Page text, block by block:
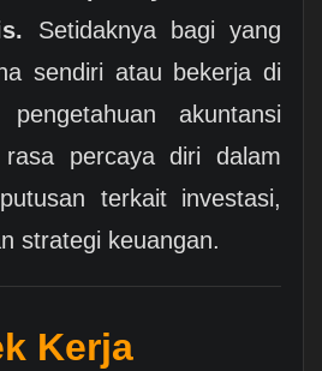
Setidaknya bagi yang
sendiri atau bekerja di
pengetahuan akuntansi
rasa percaya diri dalam
terkait investasi,
strategi keuangan.
Kerja